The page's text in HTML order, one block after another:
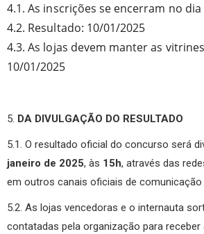
4.1. As inscrições se encerram no
4.2. Resultado: 10/01/2025
4.3. As lojas devem manter as
10/01/2025
5. DA DIVULGAÇÃO DO RESULTADO
5.1. O resultado oficial do concurso será
janeiro de 2025, às 15h, através das
em outros canais oficiais de comunicação
5.2. As lojas vencedoras e o internauta
contatadas pela organização para